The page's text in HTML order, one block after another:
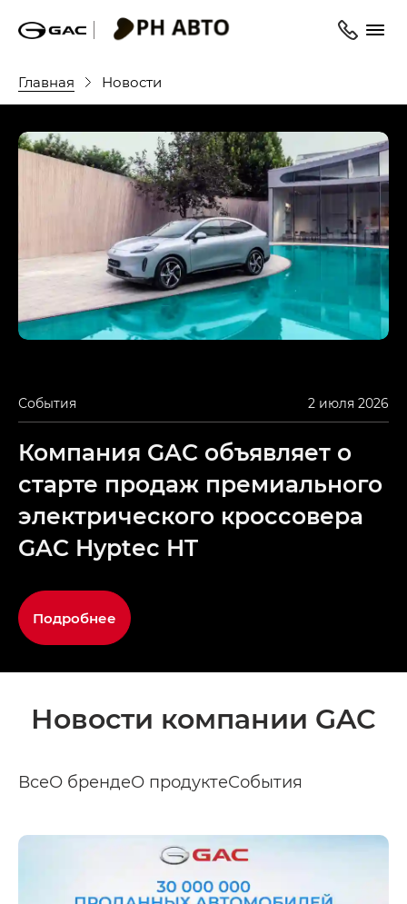
Главная Новости
События 2 июля 2026
Компания GAC объявляет о
старте продаж премиального
электрического кроссовера
GAC Hyptec HT
Подробнее
Новости компании GAC
ВсеО брендеО продуктеСобытия